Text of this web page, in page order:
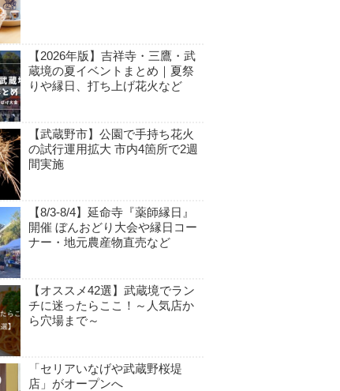
【2026年版】吉祥寺・三鷹・武
蔵境の夏イベントまとめ｜夏祭
りや縁日、打ち上げ花火など
【武蔵野市】公園で手持ち花火
の試行運用拡大 市内4箇所で2週
間実施
【8/3-8/4】延命寺『薬師縁日』
開催 ぼんおどり大会や縁日コー
ナー・地元農産物直売など
【オススメ42選】武蔵境でラン
チに迷ったらここ！～人気店か
ら穴場まで～
「セリアいなげや武蔵野桜堤
店」がオープンへ